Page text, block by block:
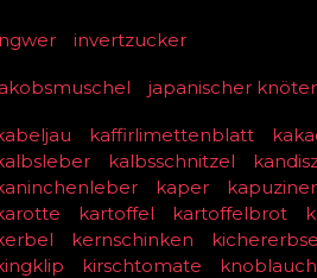
invertzucker
japanischer
kaffirlimettenblatt
kalbsschnitzel
kaper
kartoffel kartoffelbrot
kernschinken kichererbse
kirschtomate knoblauch